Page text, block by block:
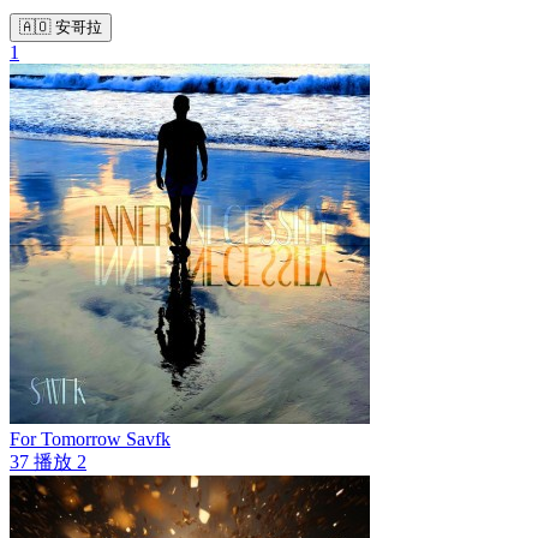
🇦🇴 安哥拉
1
For Tomorrow Savfk
37 播放 2